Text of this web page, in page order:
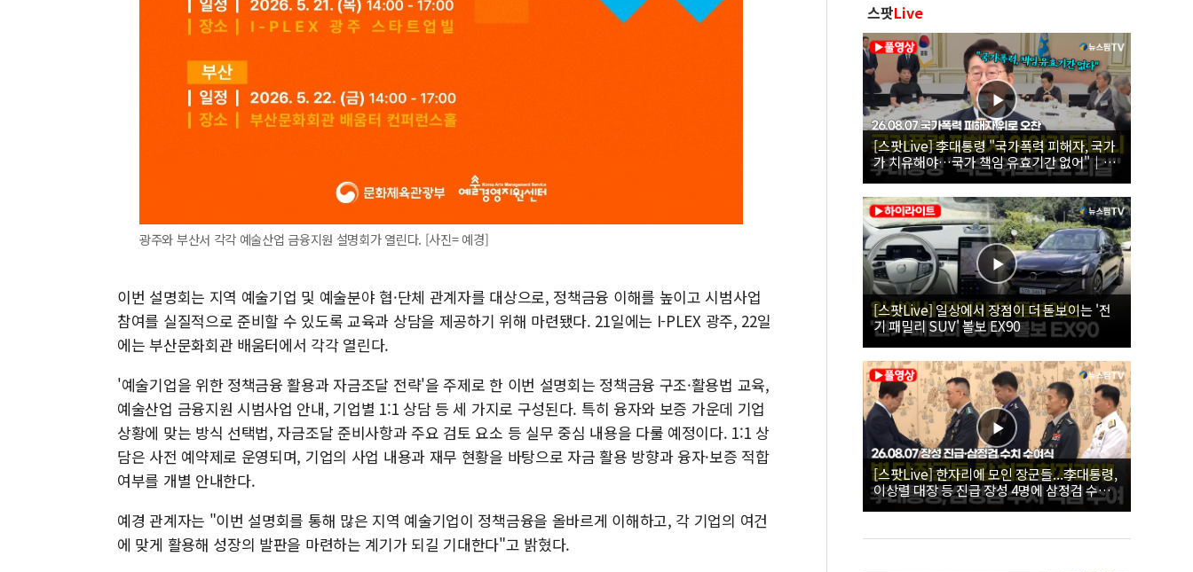
광주와 부산서 각각 예술산업 금융지원 설명회가 열린다. [사진= 예경]
이번 설명회는 지역 예술기업 및 예술분야 협·단체 관계자를 대상으로, 정책금융 이해를 높이고 시범사업
참여를 실질적으로 준비할 수 있도록 교육과 상담을 제공하기 위해 마련됐다. 21일에는 I-PLEX 광주, 22일
에는 부산문화회관 배움터에서 각각 열린다.
'예술기업을 위한 정책금융 활용과 자금조달 전략'을 주제로 한 이번 설명회는 정책금융 구조·활용법 교육,
예술산업 금융지원 시범사업 안내, 기업별 1:1 상담 등 세 가지로 구성된다. 특히 융자와 보증 가운데 기업
상황에 맞는 방식 선택법, 자금조달 준비사항과 주요 검토 요소 등 실무 중심 내용을 다룰 예정이다. 1:1 상
담은 사전 예약제로 운영되며, 기업의 사업 내용과 재무 현황을 바탕으로 자금 활용 방향과 융자·보증 적합
여부를 개별 안내한다.
예경 관계자는 "이번 설명회를 통해 많은 지역 예술기업이 정책금융을 올바르게 이해하고, 각 기업의 여건
에 맞게 활용해 성장의 발판을 마련하는 계기가 되길 기대한다"고 밝혔다.
스팟Live
[스팟Live] 李대통령 "국가폭력 피해자, 국가
가 치유해야…국가 책임 유효기간 없어"｜
26.08.07 국가폭력 피해자 위로 오찬
[스팟Live] 일상에서 장점이 더 돋보이는 '전
기 패밀리 SUV' 볼보 EX90
[스팟Live] 한자리에 모인 장군들...李대통령,
이상렬 대장 등 진급 장성 4명에 삼정검 수치
직접 수여｜26.08.07 장성 진급·삼정검 수치